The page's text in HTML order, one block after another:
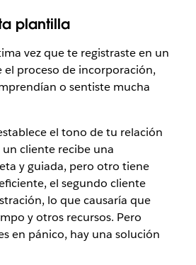
plantilla
vez que te registraste en un
el proceso de incorporación,
o sentiste mucha
el tono de tu relación
cliente recibe una
y guiada, pero otro tiene
el segundo cliente
lo que causaría que
y otros recursos. Pero
en pánico, hay una solución